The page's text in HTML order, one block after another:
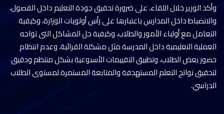
وأكد الوزير خلال اللقاء، على ضرورة تحقيق جودة التعليم داخل الفصول،
والانضباط داخل المدارس باعتبارها على رأس أولويات الوزارة، وكيفية
التعامل مع أولياء الأمور والطلاب، وكيفية حل المشاكل التى تواجه
العملية التعليمية داخل المدرسة مثل مشكلة القرائية، وعدم انتظام
حضور بعض الطلاب، وتطبيق التقييمات الأسبوعية بشكل منتظم ودقيق
لتحقيق نواتج التعلم المستهدفة والمتابعة المستمرة لمستوى الطلاب
الدراسي.